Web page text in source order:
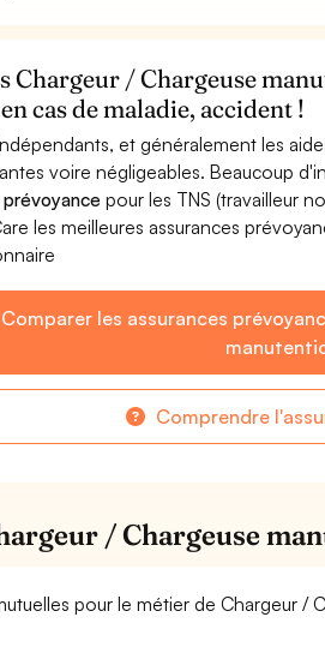
Chargeur / Chargeuse
cas de maladie, accident !
et généralement les
voire négligeables. Beaucoup
prévoyancepour les TNS (travailleur
les meilleures assurances
Comparer les assurances
Comprendre
/ Chargeuse
pour le métier de Chargeur /